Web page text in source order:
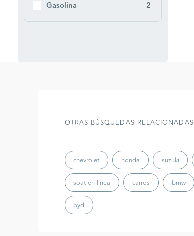
Gasolina 2
OTRAS BÚSQUEDAS RELACIONADAS
chevrolet honda suzuki
soat en linea carros bmw
byd